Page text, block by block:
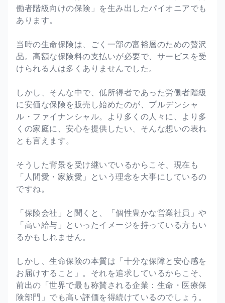
働者階級向けの保険」を生み出したパイオニアでも
あります。
当時の生命保険は、ごく一部の富裕層のための贅沢
品。高額な保険料の支払いが必要で、サービスを受
けられる人は多くありませんでした。
しかし、そんな中で、低所得者であった労働者階級
に安価な保険を販売し始めたのが、プルデンシャ
ル・ファイナンシャル。より多くの人々に、より多
くの家庭に、安心を提供したい、そんな想いの表れ
とも言えます。
そうした背景を受け継いでいるからこそ、現在も
「人間愛・家族愛」という理念を大事にしているの
ですね。
「保険会社」と聞くと、「個性豊かな営業社員」や
「高い給与」といったイメージを持っている方もい
るかもしれません。
しかし、生命保険の本質は「十分な保障と安心感を
お届けすること」。それを追求しているからこそ、
前出の「世界で最も称賛される企業：生命・医療保
険部門」でも高い評価を得続けているのでしょう。